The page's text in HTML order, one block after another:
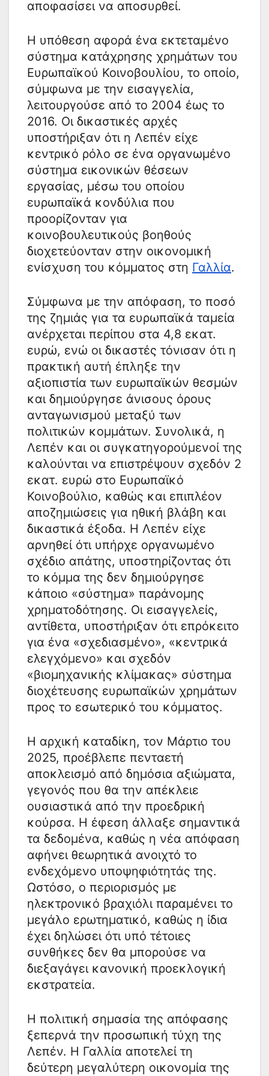
αποφασίσει να αποσυρθεί.
Η υπόθεση αφορά ένα εκτεταμένο
σύστημα κατάχρησης χρημάτων του
Ευρωπαϊκού Κοινοβουλίου, το οποίο,
σύμφωνα με την εισαγγελία,
λειτουργούσε από το 2004 έως το
2016. Οι δικαστικές αρχές
υποστήριξαν ότι η Λεπέν είχε
κεντρικό ρόλο σε ένα οργανωμένο
σύστημα εικονικών θέσεων
εργασίας, μέσω του οποίου
ευρωπαϊκά κονδύλια που
προορίζονταν για
κοινοβουλευτικούς βοηθούς
διοχετεύονταν στην οικονομική
ενίσχυση του κόμματος στη Γαλλία.
Σύμφωνα με την απόφαση, το ποσό
της ζημιάς για τα ευρωπαϊκά ταμεία
ανέρχεται περίπου στα 4,8 εκατ.
ευρώ, ενώ οι δικαστές τόνισαν ότι η
πρακτική αυτή έπληξε την
αξιοπιστία των ευρωπαϊκών θεσμών
και δημιούργησε άνισους όρους
ανταγωνισμού μεταξύ των
πολιτικών κομμάτων. Συνολικά, η
Λεπέν και οι συγκατηγορούμενοί της
καλούνται να επιστρέψουν σχεδόν 2
εκατ. ευρώ στο Ευρωπαϊκό
Κοινοβούλιο, καθώς και επιπλέον
αποζημιώσεις για ηθική βλάβη και
δικαστικά έξοδα. Η Λεπέν είχε
αρνηθεί ότι υπήρχε οργανωμένο
σχέδιο απάτης, υποστηρίζοντας ότι
το κόμμα της δεν δημιούργησε
κάποιο «σύστημα» παράνομης
χρηματοδότησης. Οι εισαγγελείς,
αντίθετα, υποστήριξαν ότι επρόκειτο
για ένα «σχεδιασμένο», «κεντρικά
ελεγχόμενο» και σχεδόν
«βιομηχανικής κλίμακας» σύστημα
διοχέτευσης ευρωπαϊκών χρημάτων
προς το εσωτερικό του κόμματος.
Η αρχική καταδίκη, τον Μάρτιο του
2025, προέβλεπε πενταετή
αποκλεισμό από δημόσια αξιώματα,
γεγονός που θα την απέκλειε
ουσιαστικά από την προεδρική
κούρσα. Η έφεση άλλαξε σημαντικά
τα δεδομένα, καθώς η νέα απόφαση
αφήνει θεωρητικά ανοιχτό το
ενδεχόμενο υποψηφιότητάς της.
Ωστόσο, ο περιορισμός με
ηλεκτρονικό βραχιόλι παραμένει το
μεγάλο ερωτηματικό, καθώς η ίδια
έχει δηλώσει ότι υπό τέτοιες
συνθήκες δεν θα μπορούσε να
διεξαγάγει κανονική προεκλογική
εκστρατεία.
Η πολιτική σημασία της απόφασης
ξεπερνά την προσωπική τύχη της
Λεπέν. Η Γαλλία αποτελεί τη
δεύτερη μεγαλύτερη οικονομία της